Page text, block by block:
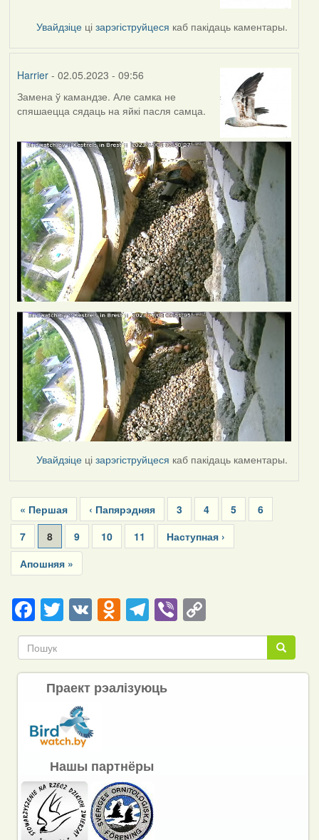
Увайдзіце цізарэгіструйцеся каб пакідаць каментары.
Harrier- 02.05.2023 - 09:56
Замена ў камандзе. Але самка не
спяшаецца сядаць на яйкі пасля самца.
Увайдзіце цізарэгіструйцеся каб пакідаць каментары.
Pagination
First
page
« Першая
Previous
page
‹ Папярэдняя Page
3 Page
4 Page
5 Page
6
Page
7
Current
page
8 Page
9 Page
10 Page
11
Next
page
Наступная ›
Last
page
Апошняя »
Facebook
Twitter
VKOdnoklassniki
Telegram
ViberCopy
Link Пошук
Пошук
Праект рэалізуюць
Нашы партнёры